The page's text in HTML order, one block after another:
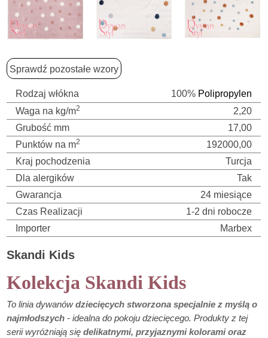
Sprawdź pozostałe wzory
Rodzaj włókna 100% Polipropylen
Waga na kg/m2
2,20
Grubość mm
17,00
Punktów na m2
192000,00
Kraj pochodzenia
Turcja
Dla alergików
Tak
Gwarancja
24 miesiące
Czas Realizacji
1-2 dni robocze
Importer
Marbex
Skandi Kids
Kolekcja Skandi Kids
To linia dywanówdziecięcych stworzona specjalnie z myślą o
najmłodszych - idealna do pokoju dziecięcego. Produkty z tej
serii wyróżniają siędelikatnymi, przyjaznymi kolorami oraz